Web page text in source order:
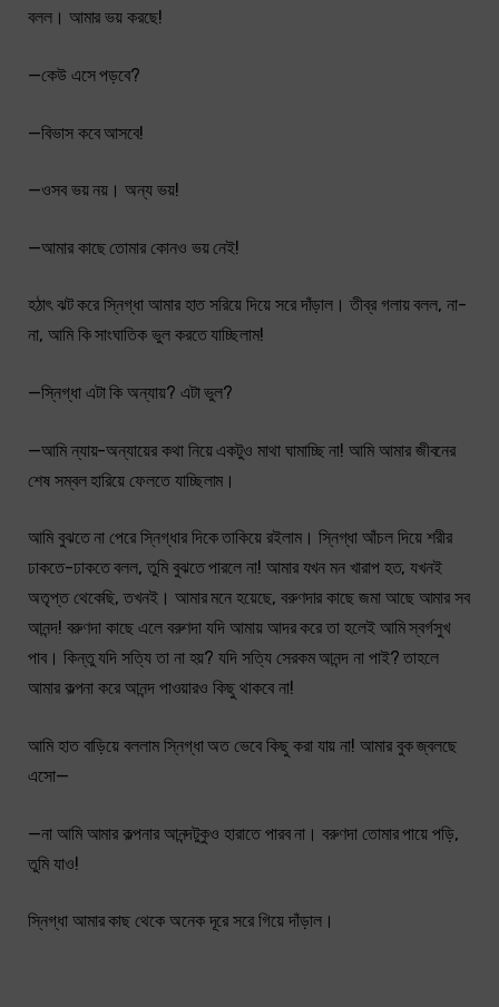
বলল। আমার ভয় করছে!
—কেউ এসে পড়বে?
—বিভাস কবে আসবে!
—ওসব ভয় নয়। অন্য ভয়!
—আমার কাছে তোমার কোনও ভয় নেই!
হঠাৎ ঝট করে স্নিগ্ধা আমার হাত সরিয়ে দিয়ে সরে দাঁড়াল। তীব্র গলায় বলল, না-
না, আমি কি সাংঘাতিক ভুল করতে যাচ্ছিলাম!
—স্নিগ্ধা এটা কি অন্যায়? এটা ভুল?
—আমি ন্যায়-অন্যায়ের কথা নিয়ে একটুও মাথা ঘামাচ্ছি না! আমি আমার জীবনের
শেষ সম্বল হারিয়ে ফেলতে যাচ্ছিলাম।
আমি বুঝতে না পেরে স্নিগ্ধার দিকে তাকিয়ে রইলাম। স্নিগ্ধা আঁচল দিয়ে শরীর
ঢাকতে-ঢাকতে বলল, তুমি বুঝতে পারলে না! আমার যখন মন খারাপ হত, যখনই
অতৃপ্ত থেকেছি, তখনই। আমার মনে হয়েছে, বরুণদার কাছে জমা আছে আমার সব
আনন্দ! বরুণদা কাছে এলে বরুণদা যদি আমায় আদর করে তা হলেই আমি স্বর্গসুখ
পাব। কিন্তু যদি সত্যি তা না হয়? যদি সত্যি সেরকম আনন্দ না পাই? তাহলে
আমার কল্পনা করে আনন্দ পাওয়ারও কিছু থাকবে না!
আমি হাত বাড়িয়ে বললাম স্নিগ্ধা অত ভেবে কিছু করা যায় না! আমার বুক জ্বলছে
এসো—
—না আমি আমার কল্পনার আনন্দটুকুও হারাতে পারব না। বরুণদা তোমার পায়ে পড়ি,
তুমি যাও!
স্নিগ্ধা আমার কাছ থেকে অনেক দূরে সরে গিয়ে দাঁড়াল।